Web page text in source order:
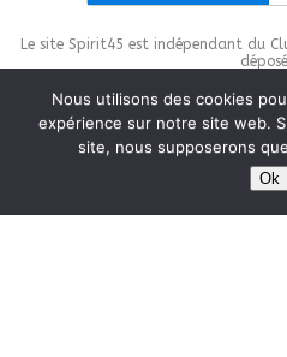
Le site Spirit45 est indépendant du
This site is protected by
Nous utilisons des cookies
expérience sur notre site web.
site, nous supposerons
Ok